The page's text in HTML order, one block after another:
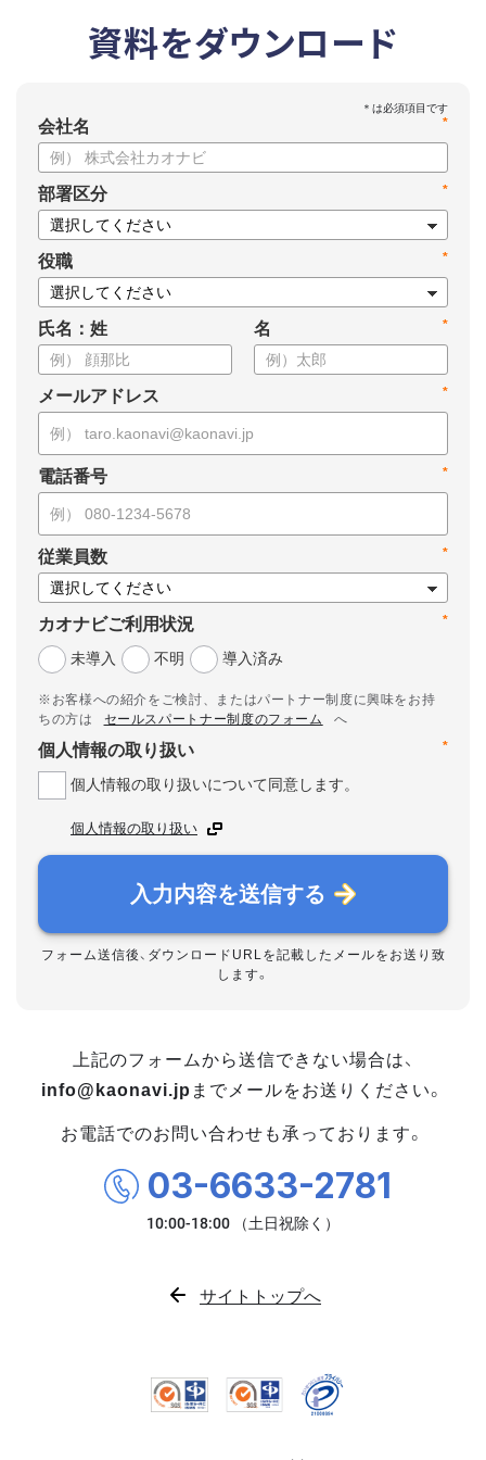
資料をダウンロード
*
会社名
*
部署区分
*
役職
氏名：姓 *
名
*
メールアドレス
*
電話番号
*
従業員数
*
カオナビご利用状況
未導入
不明 導入済み
※お客様への紹介をご検討、またはパートナー制度に興味をお持
ちの方は
セールスパートナー制度のフォーム
へ
*
個人情報の取り扱い
個人情報の取り扱いについて同意します。
個人情報の取り扱い
入力内容を送信する
フォーム送信後、ダウンロードURLを記載したメールをお送り致
します。
上記のフォームから送信できない場合は、
info@kaonavi.jp までメールをお送りください。
お電話でのお問い合わせも承っております。
03-6633-2781
サイトトップへ